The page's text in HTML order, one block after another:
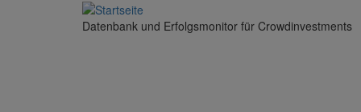
Datenbank und Erfolgsmonitor für Crowdinvestments